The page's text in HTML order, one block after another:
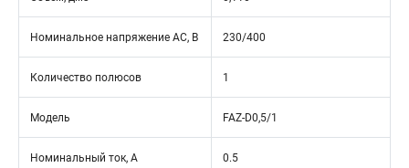
Номинальное напряжение АС, В 230/400
Количество полюсов 1
Модель FAZ-D0,5/1
Номинальный ток, А 0.5